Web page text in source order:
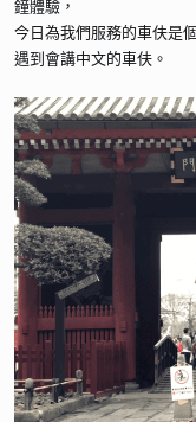
鐘體驗，
今日為我們服務的車伕是
遇到會講中文的車伕。